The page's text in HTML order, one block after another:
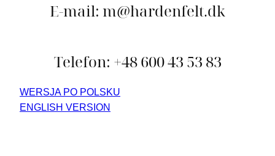
E-mail: m@hardenfelt.dk
Telefon: +48 600 43 53 83
WERSJA PO POLSKU
ENGLISH VERSION